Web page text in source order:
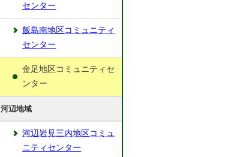
センター
飯島南地区コミュニティ
センター
金足地区コミュニティセ
ンター
河辺地域
河辺岩見三内地区コミュ
ニティセンター